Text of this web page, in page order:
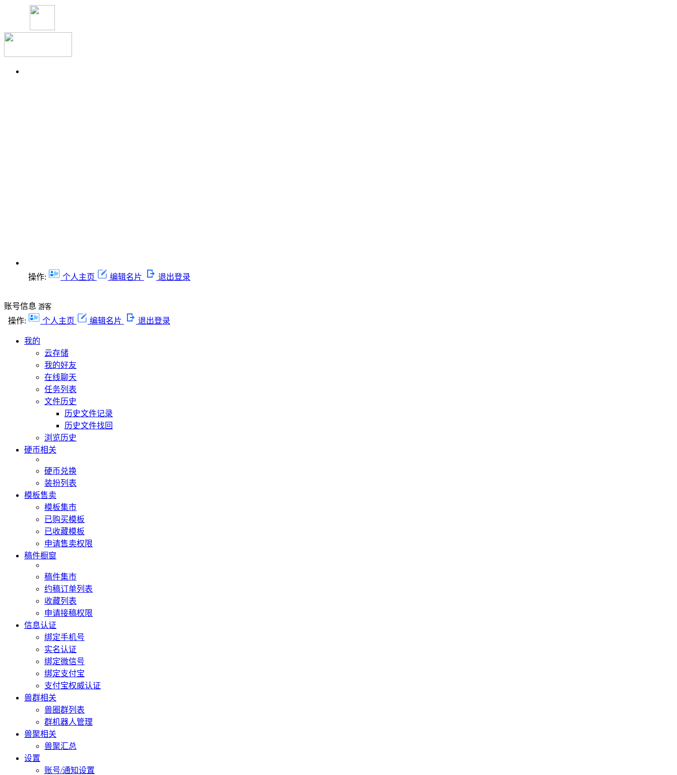
操作: 个人主页 编辑名片 退出登录
账号信息 游客
操作: 个人主页 编辑名片 退出登录
我的
云存储
我的好友
在线聊天
任务列表
文件历史
历史文件记录
历史文件找回
浏览历史
硬币相关
硬币兑换
装扮列表
模板售卖
模板集市
已购买模板
已收藏模板
申请售卖权限
稿件橱窗
稿件集市
约稿订单列表
收藏列表
申请接稿权限
信息认证
绑定手机号
实名认证
绑定微信号
绑定支付宝
支付宝权威认证
兽群相关
兽圈群列表
群机器人管理
兽聚相关
兽聚汇总
设置
账号/通知设置